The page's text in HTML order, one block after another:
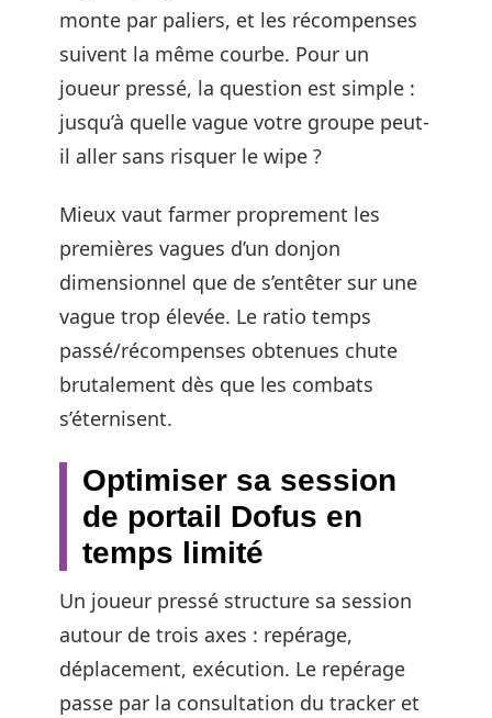
monte par paliers, et les récompenses
suivent la même courbe. Pour un
joueur pressé, la question est simple :
jusqu’à quelle vague votre groupe peut-
il aller sans risquer le wipe ?
Mieux vaut farmer proprement les
premières vagues d’un donjon
dimensionnel que de s’entêter sur une
vague trop élevée. Le ratio temps
passé/récompenses obtenues chute
brutalement dès que les combats
s’éternisent.
Optimiser sa session
de portail Dofus en
temps limité
Un joueur pressé structure sa session
autour de trois axes : repérage,
déplacement, exécution. Le repérage
passe par la consultation du tracker et